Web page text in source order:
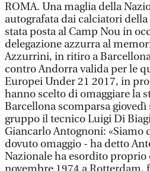
ROMA. Una maglia della
autografata dai calciatori
stata posta al Camp Nou in
delegazione azzurra al
Azzurrini, in ritiro a
contro Andorra valida per le
Europei Under 21 2017, in
hanno scelto di omaggiare la
Barcellona scomparsa giovedì
gruppo il tecnico Luigi Di
Giancarlo Antognoni: «Siamo
dovuto omaggio - ha detto
Nazionale ha esordito proprio